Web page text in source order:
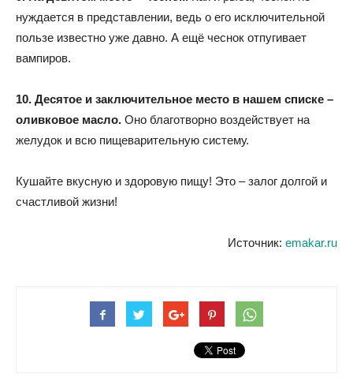
нуждается в представлении, ведь о его исключительной
пользе известно уже давно. А ещё чеснок отпугивает
вампиров.
10. Десятое и заключительное место в нашем списке –
оливковое масло. Оно благотворно воздействует на
желудок и всю пищеварительную систему.
Кушайте вкусную и здоровую пищу! Это – залог долгой и
счастливой жизни!
Источник: emakar.ru